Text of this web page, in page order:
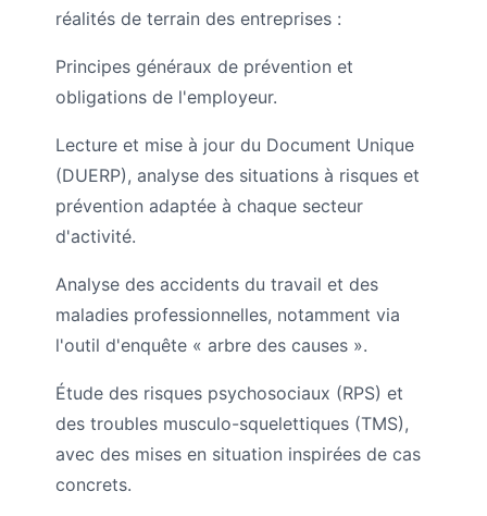
réalités de terrain des entreprises :
Principes généraux de prévention et
obligations de l'employeur.
Lecture et mise à jour du Document Unique
(DUERP), analyse des situations à risques et
prévention adaptée à chaque secteur
d'activité.
Analyse des accidents du travail et des
maladies professionnelles, notamment via
l'outil d'enquête « arbre des causes ».
Étude des risques psychosociaux (RPS) et
des troubles musculo-squelettiques (TMS),
avec des mises en situation inspirées de cas
concrets.